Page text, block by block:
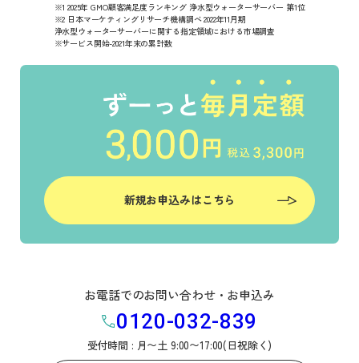
※1 2025年 GMO顧客満足度ランキング 浄水型ウォーターサーバー 第1位
※2 日本マーケティングリサーチ機構調べ 2022年11月期
浄水型ウォーターサーバーに関する指定領域における市場調査
※サービス開始-2021年末の累計数
新規お申込みはこちら
お電話でのお問い合わせ・お申込み
0120-032-839
受付時間 : 月〜土 9:00〜17:00(日祝除く)